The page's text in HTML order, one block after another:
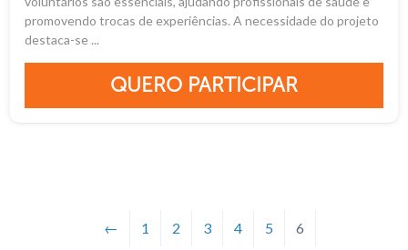
promovendo trocas de experiências. A necessidade do projeto
destaca-se ...
QUERO PARTICIPAR
← 1 2 3 4 5 6